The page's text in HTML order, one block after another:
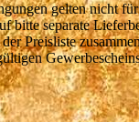
gelten nicht
bitte separate
Preisliste